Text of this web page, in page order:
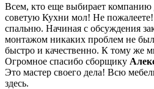
Всем, кто еще выбирает компанию
советую Кухни мол! Не
спальню. Начиная с обсуждения
монтажом никаких проблем не
быстро и качественно. К тому же
Огромное спасибо сборщику
Это мастер своего дела! Всю
здесь.